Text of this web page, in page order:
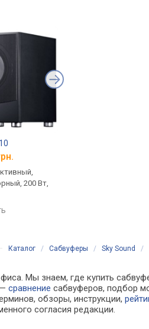
200 Вт,
Каталог / Сабвуферы / Sky Sound /
Мы знаем, где купить
—сравнение сабвуферов, подбор
обзоры, инструкции,
согласия редакции.